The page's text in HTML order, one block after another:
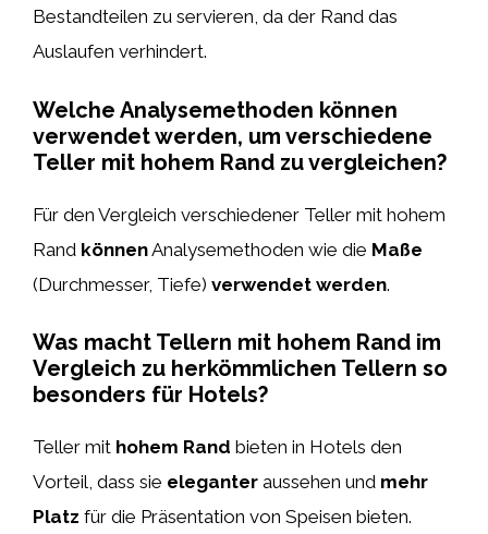
Bestandteilen zu servieren, da der Rand das
Auslaufen verhindert.
Welche Analysemethoden können
verwendet werden, um verschiedene
Teller mit hohem Rand zu vergleichen?
Für den Vergleich verschiedener Teller mit hohem
Rand könnenAnalysemethoden wie die Maße
(Durchmesser, Tiefe) verwendet werden.
Was macht Tellern mit hohem Rand im
Vergleich zu herkömmlichen Tellern so
besonders für Hotels?
Teller mit hohem Rand bieten in Hotels den
Vorteil, dass sie eleganter aussehen und mehr
Platz für die Präsentation von Speisen bieten.